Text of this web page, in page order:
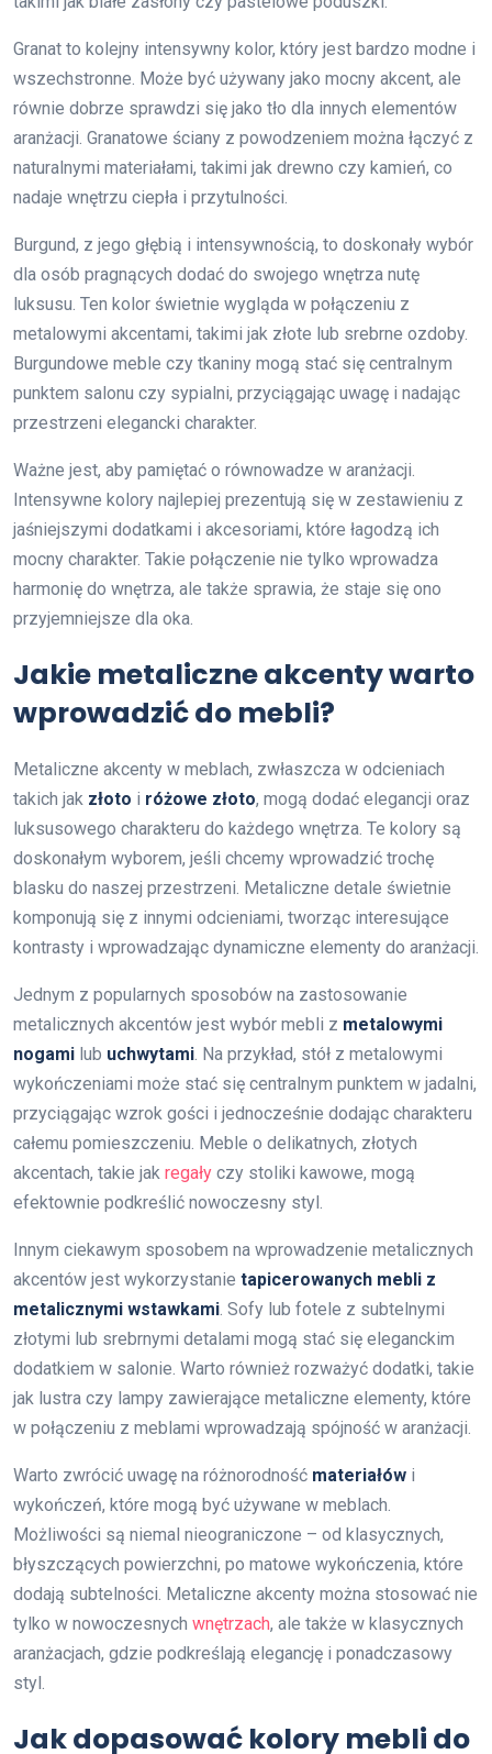
Granat to kolejny intensywny kolor, który jest bardzo modne i
wszechstronne. Może być używany jako mocny akcent, ale
równie dobrze sprawdzi się jako tło dla innych elementów
aranżacji. Granatowe ściany z powodzeniem można łączyć z
naturalnymi materiałami, takimi jak drewno czy kamień, co
nadaje wnętrzu ciepła i przytulności.
Burgund, z jego głębią i intensywnością, to doskonały wybór
dla osób pragnących dodać do swojego wnętrza nutę
luksusu. Ten kolor świetnie wygląda w połączeniu z
metalowymi akcentami, takimi jak złote lub srebrne ozdoby.
Burgundowe meble czy tkaniny mogą stać się centralnym
punktem salonu czy sypialni, przyciągając uwagę i nadając
przestrzeni elegancki charakter.
Ważne jest, aby pamiętać o równowadze w aranżacji.
Intensywne kolory najlepiej prezentują się w zestawieniu z
jaśniejszymi dodatkami i akcesoriami, które łagodzą ich
mocny charakter. Takie połączenie nie tylko wprowadza
harmonię do wnętrza, ale także sprawia, że staje się ono
przyjemniejsze dla oka.
Jakie metaliczne akcenty warto
wprowadzić do mebli?
Metaliczne akcenty w meblach, zwłaszcza w odcieniach
takich jak złoto i różowe złoto, mogą dodać elegancji oraz
luksusowego charakteru do każdego wnętrza. Te kolory są
doskonałym wyborem, jeśli chcemy wprowadzić trochę
blasku do naszej przestrzeni. Metaliczne detale świetnie
komponują się z innymi odcieniami, tworząc interesujące
kontrasty i wprowadzając dynamiczne elementy do aranżacji.
Jednym z popularnych sposobów na zastosowanie
metalicznych akcentów jest wybór mebli z metalowymi
nogami lub uchwytami . Na przykład, stół z metalowymi
wykończeniami może stać się centralnym punktem w jadalni,
przyciągając wzrok gości i jednocześnie dodając charakteru
całemu pomieszczeniu. Meble o delikatnych, złotych
akcentach, takie jak regały czy stoliki kawowe, mogą
efektownie podkreślić nowoczesny styl.
Innym ciekawym sposobem na wprowadzenie metalicznych
akcentów jest wykorzystanie tapicerowanych mebli z
metalicznymi wstawkami . Sofy lub fotele z subtelnymi
złotymi lub srebrnymi detalami mogą stać się eleganckim
dodatkiem w salonie. Warto również rozważyć dodatki, takie
jak lustra czy lampy zawierające metaliczne elementy, które
w połączeniu z meblami wprowadzają spójność w aranżacji.
Warto zwrócić uwagę na różnorodność materiałów i
wykończeń, które mogą być używane w meblach.
Możliwości są niemal nieograniczone – od klasycznych,
błyszczących powierzchni, po matowe wykończenia, które
dodają subtelności. Metaliczne akcenty można stosować nie
tylko w nowoczesnych wnętrzach, ale także w klasycznych
aranżacjach, gdzie podkreślają elegancję i ponadczasowy
styl.
Jak dopasować kolory mebli do